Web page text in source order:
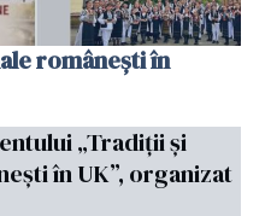
românești în